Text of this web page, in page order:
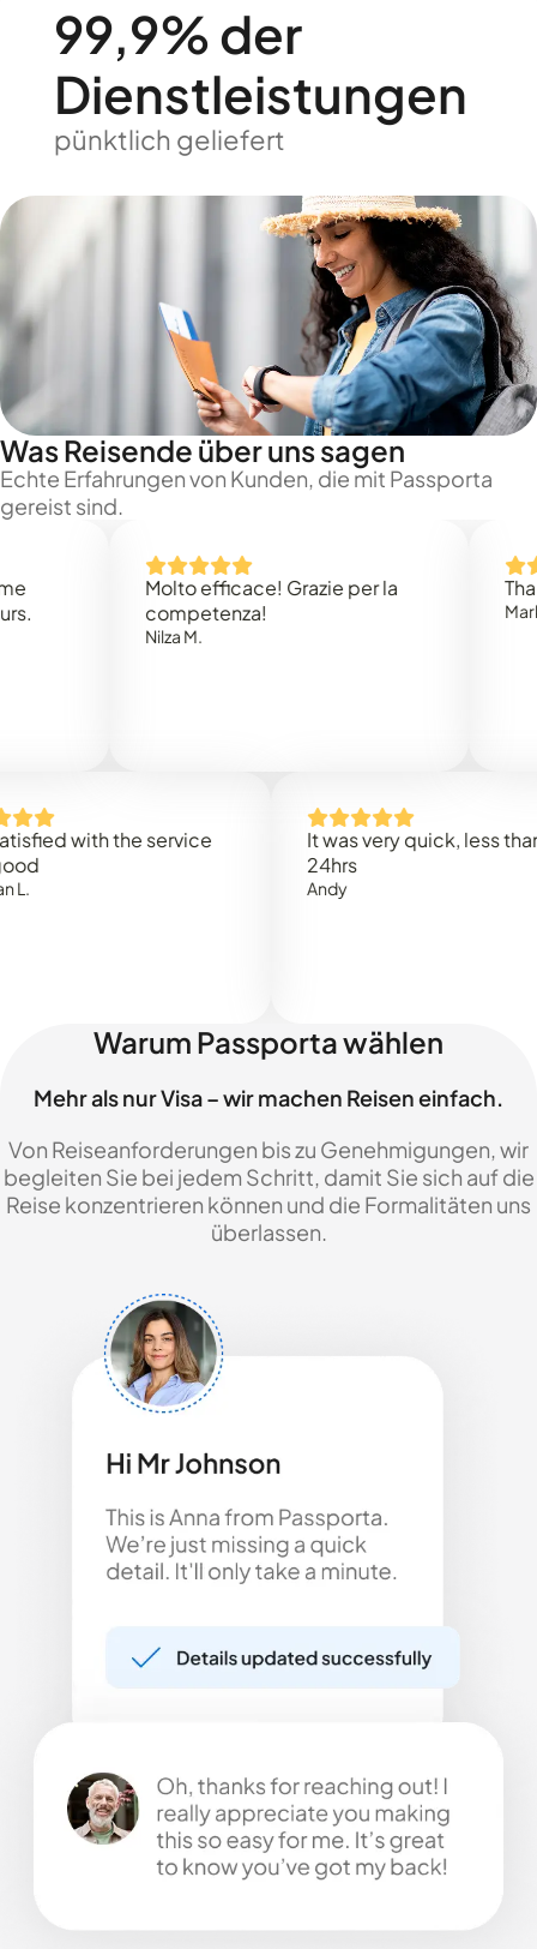
99,9% der
Dienstleistungen
pünktlich geliefert
Was Reisende über uns sagen
Echte Erfahrungen von Kunden, die mit Passporta
gereist sind.
Molto efficace! Grazie per la
competenza!
Thank
Mark N.
with the service
It was very quick, less than
Warum Passporta wählen
Mehr als nur Visa – wir machen Reisen einfach.
Von Reiseanforderungen bis zu Genehmigungen, wir
begleiten Sie bei jedem Schritt, damit Sie sich auf die
Reise konzentrieren können und die Formalitäten uns
überlassen.